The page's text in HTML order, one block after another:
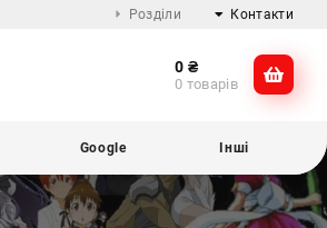
Розділи Контакти
@dikocase
0 ₴
0 товарів
Google Інші